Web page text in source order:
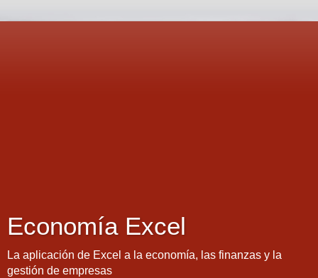
Economía Excel
La aplicación de Excel a la economía, las finanzas y la
gestión de empresas